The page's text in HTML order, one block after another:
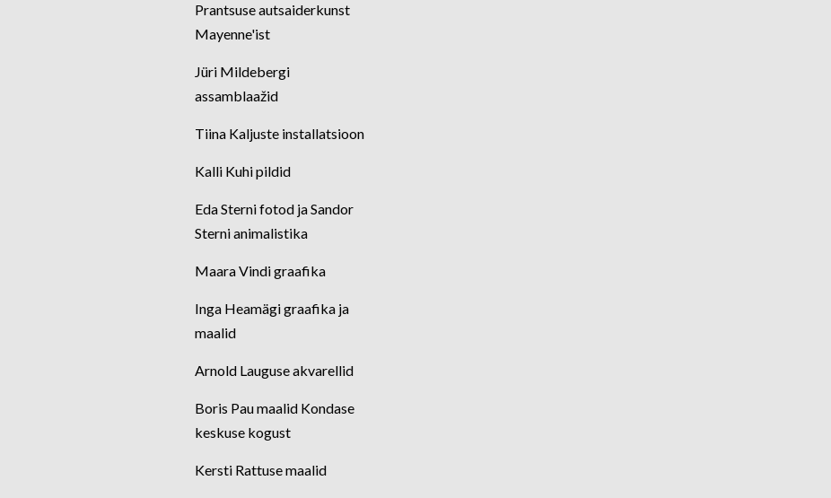
Prantsuse autsaiderkunst
Mayenne'ist
Jüri Mildebergi
assamblaažid
Tiina Kaljuste installatsioon
Kalli Kuhi pildid
Eda Sterni fotod ja Sandor
Sterni animalistika
Maara Vindi graafika
Inga Heamägi graafika ja
maalid
Arnold Lauguse akvarellid
Boris Pau maalid Kondase
keskuse kogust
Kersti Rattuse maalid